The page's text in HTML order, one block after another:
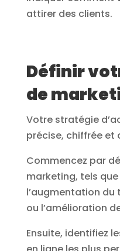
attirer des clients.
Définir
de
Votre stratégie
précise, chiffrée et
Commencez par
marketing, tels
l’augmentation du
ou l’amélioration
Ensuite, identifiez